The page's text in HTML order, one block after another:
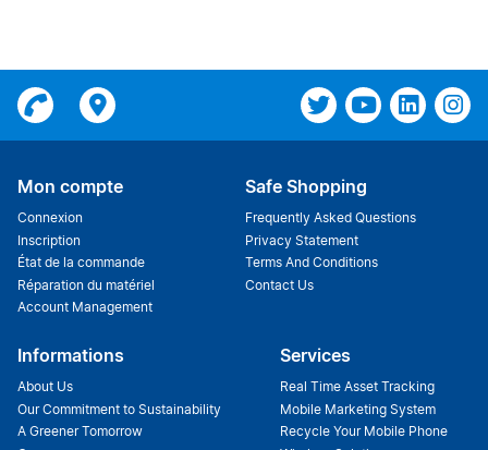
Mon compte
Connexion
Inscription
État de la commande
Réparation du matériel
Account Management
Safe Shopping
Frequently Asked Questions
Privacy Statement
Terms And Conditions
Contact Us
Informations
About Us
Our Commitment to Sustainability
A Greener Tomorrow
Services
Real Time Asset Tracking
Mobile Marketing System
Recycle Your Mobile Phone